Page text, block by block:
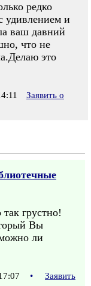
редко
удивлением и
ваш давний
что не
это
Заявить о
грустно!
Вы
ли
•
Заявить